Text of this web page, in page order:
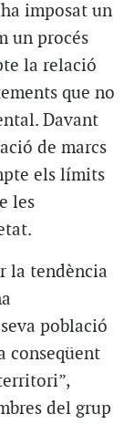
imposat un
un procés
la relació
que no
Davant
de marcs
els límits
les
la tendència
població
conseqüent
del grup